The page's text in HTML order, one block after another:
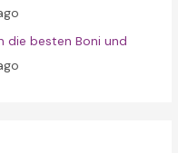
die besten Boni und